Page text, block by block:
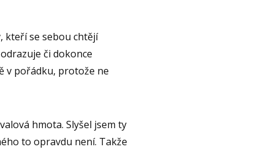
kteří se sebou chtějí
či dokonce
v pořádku, protože ne
hmota. Slyšel jsem ty
to opravdu není. Takže